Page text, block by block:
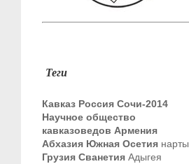
Теги
Кавказ Россия Сочи-2014
Научное общество
кавказоведов Армения
Абхазия Южная Осетия нарты
Грузия Сванетия Адыгея